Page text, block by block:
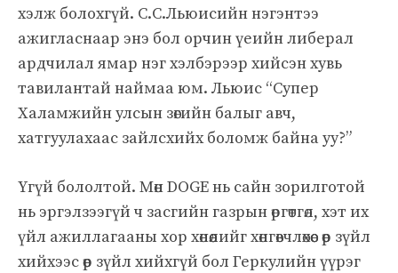
хэлж болохгүй. С.С.Льюисийн нэгэнтээ
ажигласнаар энэ бол орчин үеийн либерал
ардчилал ямар нэг хэлбэрээр хийсэн хувь
тавилантай наймаа юм. Льюис “Супер
Халамжийн улсын зөгийн балыг авч,
хатгуулахаас зайлсхийх боломж байна уу?”
Үгүй бололтой. Мөн DOGE нь сайн зорилготой
нь эргэлзээгүй ч засгийн газрын өргөтгөл, хэт их
үйл ажиллагааны хор хөнөөлийг хөнгөвчлөхөөс өөр зүйл
хийхээс өөр зүйл хийхгүй бол Геркулийн үүрэг